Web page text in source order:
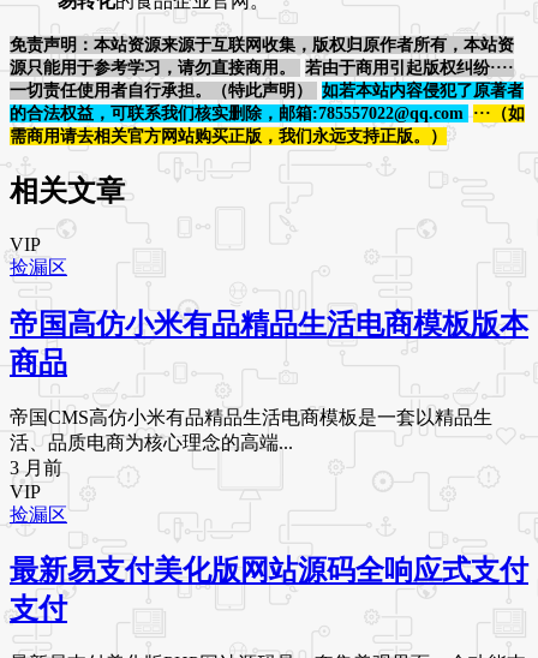
免责声明：本站资源来源于互联网收集，版权归原作者所有，本站资
源只能用于参考学习，请勿直接商用。
若由于商用引起版权纠纷····
一切责任使用者自行承担。（特此声明）
如若本站内容侵犯了原著者
的合法权益，可联系我们核实删除，邮箱:785557022@qq.com
···（如
需商用请去相关官方网站购买正版，我们永远支持正版。）
相关文章
VIP
捡漏区
帝国高仿小米有品精品生活电商模板版本
商品
帝国CMS高仿小米有品精品生活电商模板是一套以精品生
活、品质电商为核心理念的高端...
3 月前
VIP
捡漏区
最新易支付美化版网站源码全响应式支付
支付